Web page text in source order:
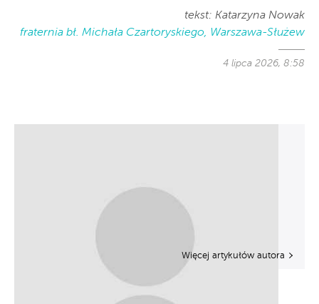
tekst: Katarzyna Nowak
fraternia bł. Michała Czartoryskiego, Warszawa-Służew
4 lipca 2026, 8:58
Więcej artykułów autora